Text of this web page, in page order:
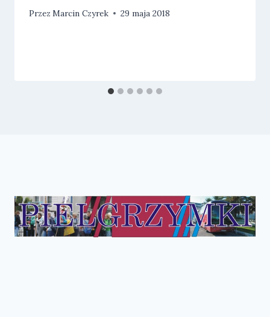
Przez Marcin Czyrek 29 maja 2018